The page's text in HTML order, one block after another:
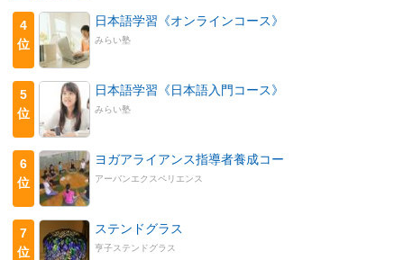
4
位
日本語学習《オンラインコース》
みらい塾
5
位
日本語学習《日本語入門コース》
みらい塾
6
位
ヨガアライアンス指導者養成コー
アーバンエクスペリエンス
7
位
ステンドグラス
亨子ステンドグラス